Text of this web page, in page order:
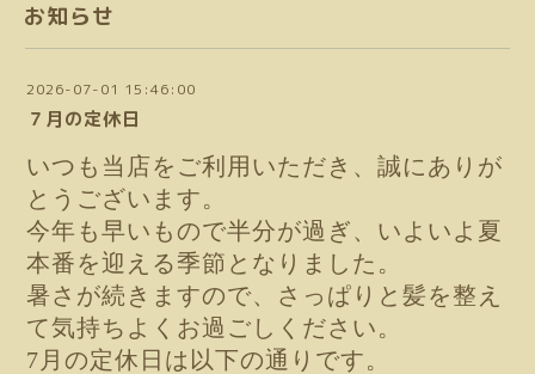
お知らせ
2026-07-01 15:46:00
７月の定休日
いつも当店をご利用いただき、誠にありが
とうございます。
今年も早いもので半分が過ぎ、いよいよ夏
本番を迎える季節となりました。
暑さが続きますので、さっぱりと髪を整え
て気持ちよくお過ごしください。
7月の定休日は以下の通りです。